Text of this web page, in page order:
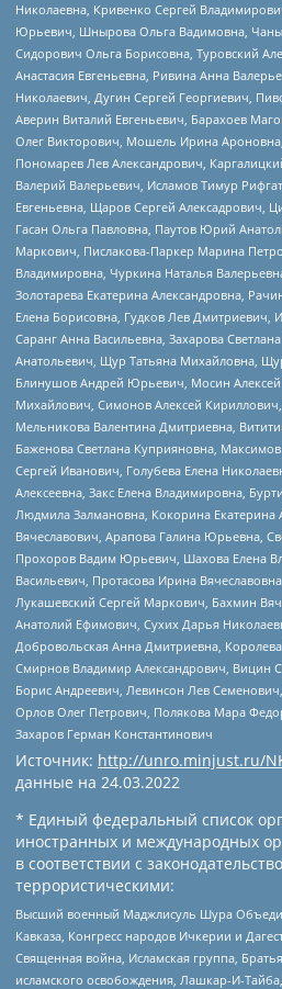
Николаевна, Кривенко Сергей
Юрьевич, Шнырова Ольга Вадимовна,
Сидорович Ольга Борисовна, Туровский
Анастасия Евгеньевна, Ривина Анна
Николаевич, Дугин Сергей Георгиевич,
Аверин Виталий Евгеньевич, Барахоев
Олег Викторович, Мошель Ирина
Пономарев Лев Александрович,
Валерий Валерьевич, Исламов Тимур
Евгеньевна, Щаров Сергей Алексадрович,
Гасан Ольга Павловна, Паутов Юрий
Маркович, Пислакова-Паркер Марина
Владимировна, Чуркина Наталья
Золотарева Екатерина Александровна,
Елена Борисовна, Гудков Лев
Саранг Анна Васильевна, Захарова
Анатольевич, Щур Татьяна Михайловна,
Блинушов Андрей Юрьевич, Мосин Алексей
Михайлович, Симонов Алексей
Мельникова Валентина Дмитриевна,
Баженова Светлана Куприяновна,
Сергей Иванович, Голубева Елена
Алексеевна, Закс Елена Владимировна,
Людмила Залмановна, Кокорина Екатерина
Вячеславович, Арапова Галина Юрьевна,
Прохоров Вадим Юрьевич, Шахова Елена
Васильевич, Протасова Ирина
Лукашевский Сергей Маркович, Бахмин
Анатолий Ефимович, Сухих Дарья
Добровольская Анна Дмитриевна, Королева
Смирнов Владимир Александрович, Вицин
Борис Андреевич, Левинсон Лев
Орлов Олег Петрович, Полякова Мара
Захаров Герман Константинович
Источник: http://unro.minjust.ru/
данные на 24.03.2022
* Единый федеральный список
иностранных и международных
в соответствии с
террористическими:
Высший военный Маджлисуль Шура
Кавказа, Конгресс народов Ичкерии и
Священная война, Исламская группа,
исламского освобождения, Лашкар-И-